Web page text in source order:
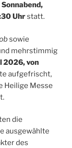
Sonnabend,
Uhrstatt.
sowie
mehrstimmig
2026, von
aufgefrischt,
Heilige Messe
die
ausgewählte
des